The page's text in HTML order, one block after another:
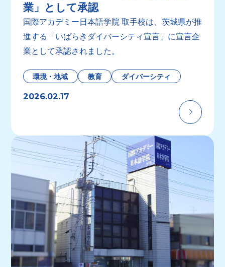
業」として承認
国際アカデミー日本語学院 取手校は、茨城県が推
進する「いばらきダイバーシティ宣言」に宣言企
業として承認されました。
環境・地域 教育 ダイバーシティ
2026.02.17